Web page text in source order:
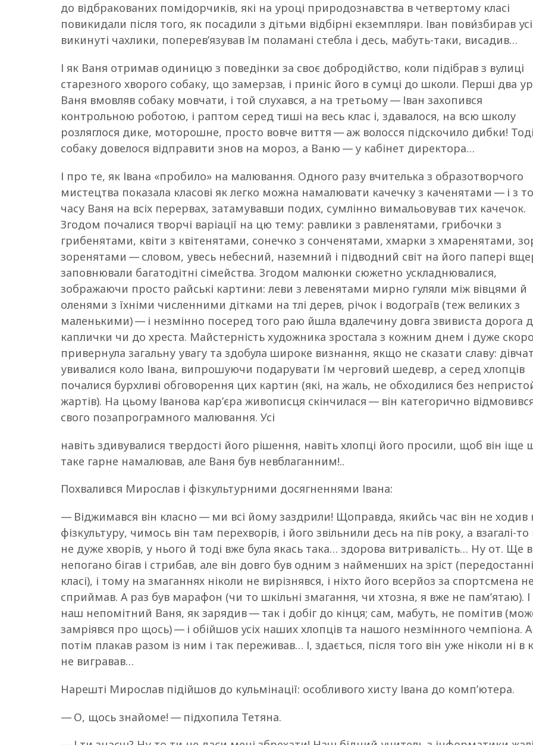
до відбракованих помідорчиків, які на уроці природознавства в четвертому класі
повикидали після того, як посадили з дітьми відбірні екземпляри. Іван пови́збирав усі
викинуті чахлики, поперев’язував їм поламані стебла і десь, мабуть-таки, висадив…
І як Ваня отримав одиницю з поведінки за своє добродійство, коли підібрав з вулиці
старезного хворого собаку, що замерзав, і приніс його в сумці до школи. Перші два
Ваня вмовляв собаку мовчати, і той слухався, а на третьому — Іван захопився
контрольною роботою, і раптом серед тиші на весь клас і, здавалося, на всю школу
розляглося дике, моторошне, просто вовче виття — аж волосся підскочило дибки! Тоді
собаку довелося відправити знов на мороз, а Ваню — у кабінет директора…
І про те, як Івана «пробило» на малювання. Одного разу вчителька з образотворчого
мистецтва показала класові як легко можна намалювати качечку з каченятами — і з
часу Ваня на всіх перервах, затамувавши подих, сумлінно вимальовував тих качечок.
Згодом почалися творчі варіації на цю тему: равлики з равленятами, грибочки з
грибенятами, квіти з квітенятами, сонечко з сонченятами, хмарки з хмаренятами,
зоренятами — словом, увесь небесний, наземний і підводний світ на його папері
заповнювали багатодітні сімейства. Згодом малюнки сюжетно ускладнювалися,
зображаючи просто райські картини: леви з левенятами мирно гуляли між вівцями й
оленями з їхніми численними дітками на тлі дерев, річок і водограїв (теж великих з
маленькими) — і незмінно посеред того раю йшла вдалечину довга звивиста дорога
каплички чи до хреста. Майстерність художника зростала з кожним днем і дуже скоро
привернула загальну увагу та здобула широке визнання, якщо не сказати славу:
увивалися коло Івана, випрошуючи подарувати їм черговий шедевр, а серед хлопців
почалися бурхливі обговорення цих картин (які, на жаль, не обходилися без
жартів). На цьому Іванова кар’єра живописця скінчилася — він категорично
свого позапрограмного малювання. Усі
навіть здивувалися твердості його рішення, навіть хлопці його просили, щоб він іще
таке гарне намалював, але Ваня був невблаганним!..
Похвалився Мирослав і фізкультурними досягненнями Івана:
— Віджимався він класно — ми всі йому заздрили! Щоправда, якийсь час він не ходив
фізкультуру, чимось він там перехворів, і його звільнили десь на пів року, а взагалі-то
не дуже хворів, у нього й тоді вже була якась така… здорова витривалість… Ну от. Ще
непогано бігав і стрибав, але він довго був одним з найменших на зріст
класі), і тому на змаганнях ніколи не вирізнявся, і ніхто його всерйоз за спортсмена не
сприймав. А раз був марафон (чи то шкільні змагання, чи хтозна, я вже не пам’ятаю). І
наш непомітний Ваня, як зарядив — так і добіг до кінця; сам, мабуть, не помітив
замріявся про щось) — і обійшов усіх наших хлопців та нашого незмінного чемпіона. А
потім плакав разом із ним і так переживав… І, здається, після того він уже ніколи ні в
не вигравав…
Нарешті Мирослав підійшов до кульмінації: особливого хисту Івана до комп’ютера.
— О, щось знайоме! — підхопила Тетяна.